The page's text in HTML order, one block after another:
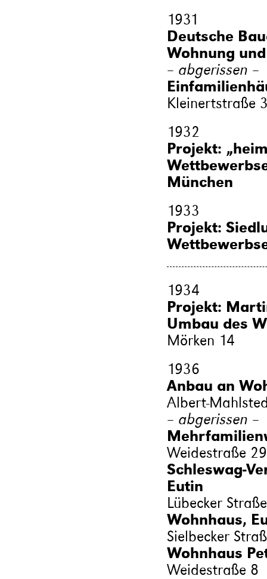
1931
Deutsche
Wohnung
– abgerissen –
Kleinertstraße
1932
Projekt:
München
1933
Projekt:
1934
Projekt:
Umbau des
Mörken 14
1936
Anbau an
Albert-
– abgerissen –
Weidestraße 29
Schleswag-
Eutin
Lübecker
Wohnhaus,
Sielbecker
Wohnhaus
Weidestraße 8